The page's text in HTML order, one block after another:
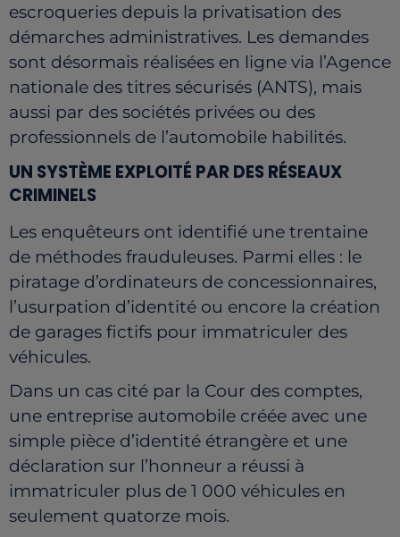
escroqueries depuis la privatisation des
démarches administratives. Les demandes
sont désormais réalisées en ligne via l’Agence
nationale des titres sécurisés (ANTS), mais
aussi par des sociétés privées ou des
professionnels de l’automobile habilités.
UN SYSTÈME EXPLOITÉ PAR DES RÉSEAUX
CRIMINELS
Les enquêteurs ont identifié une trentaine
de méthodes frauduleuses. Parmi elles : le
piratage d’ordinateurs de concessionnaires,
l’usurpation d’identité ou encore la création
de garages fictifs pour immatriculer des
véhicules.
Dans un cas cité par la Cour des comptes,
une entreprise automobile créée avec une
simple pièce d’identité étrangère et une
déclaration sur l’honneur a réussi à
immatriculer plus de 1 000 véhicules en
seulement quatorze mois.